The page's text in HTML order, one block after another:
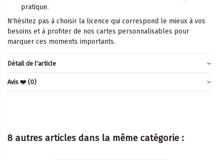
pratique.
N'hésitez pas à choisir la licence qui correspond le mieux à vos
besoins et à profiter de nos cartes personnalisables pour
marquer ces moments importants.
Détail de l'article
Avis ❤️ (0)
8 autres articles dans la même catégorie :